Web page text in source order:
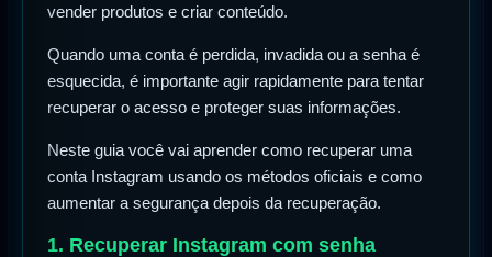
vender produtos e criar conteúdo.
Quando uma conta é perdida, invadida ou a senha é
esquecida, é importante agir rapidamente para tentar
recuperar o acesso e proteger suas informações.
Neste guia você vai aprender como recuperar uma
conta Instagram usando os métodos oficiais e como
aumentar a segurança depois da recuperação.
1. Recuperar Instagram com senha